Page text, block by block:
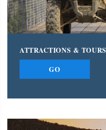
ATTRACTIONS & TOURS
GO